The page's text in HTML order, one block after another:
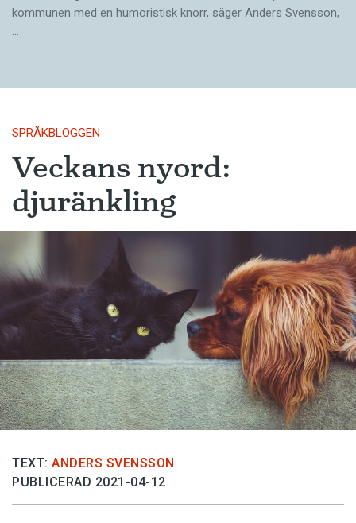
kommunen med en humoristisk knorr, säger Anders Svensson,
…
SPRÅKBLOGGEN
Veckans nyord:
djuränkling
TEXT: ANDERS SVENSSON
PUBLICERAD 2021-04-12